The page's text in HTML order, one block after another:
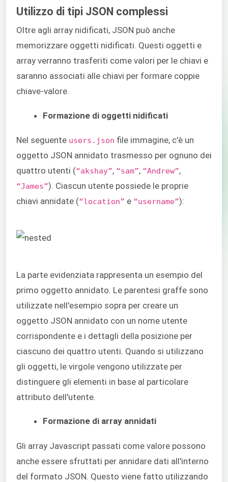
Utilizzo di tipi JSON complessi
Oltre agli array nidificati, JSON può anche
memorizzare oggetti nidificati. Questi oggetti e
array verranno trasferiti come valori per le chiavi e
saranno associati alle chiavi per formare coppie
chiave-valore.
Formazione di oggetti nidificati
Nel seguente users.json file immagine, c'è un
oggetto JSON annidato trasmesso per ognuno dei
quattro utenti (“akshay”, “sam”, “Andrew”,
“James”). Ciascun utente possiede le proprie
chiavi annidate (“location” e “username”):
La parte evidenziata rappresenta un esempio del
primo oggetto annidato. Le parentesi graffe sono
utilizzate nell'esempio sopra per creare un
oggetto JSON annidato con un nome utente
corrispondente e i dettagli della posizione per
ciascuno dei quattro utenti. Quando si utilizzano
gli oggetti, le virgole vengono utilizzate per
distinguere gli elementi in base al particolare
attributo dell'utente.
Formazione di array annidati
Gli array Javascript passati come valore possono
anche essere sfruttati per annidare dati all'interno
del formato JSON. Questo viene fatto utilizzando